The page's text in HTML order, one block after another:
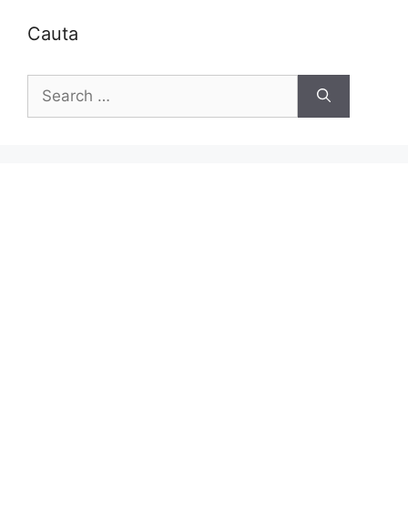
Cauta
for: